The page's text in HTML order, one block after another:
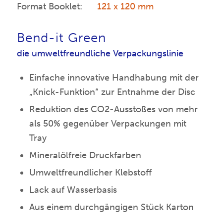
Format Booklet:
121 x 120 mm
Bend-it Green
die umweltfreundliche Verpackungslinie
Einfache innovative Handhabung mit der
„Knick-Funktion“ zur Entnahme der Disc
Reduktion des CO2-Ausstoßes von mehr
als 50% gegenüber Verpackungen mit
Tray
Mineralölfreie Druckfarben
Umweltfreundlicher Klebstoff
Lack auf Wasserbasis
Aus einem durchgängigen Stück Karton